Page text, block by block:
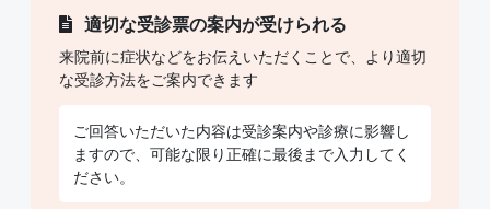
適切な受診票の案内が受けられる
来院前に症状などをお伝えいただくことで、より適切
な受診方法をご案内できます
ご回答いただいた内容は受診案内や診療に影響し
ますので、可能な限り正確に最後まで入力してく
ださい。